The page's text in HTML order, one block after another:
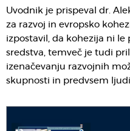
Uvodnik je prispeval dr.
za razvoj in evropsko
izpostavil, da kohezija ni
sredstva, temveč je tudi
izenačevanju razvojnih
skupnosti in predvsem